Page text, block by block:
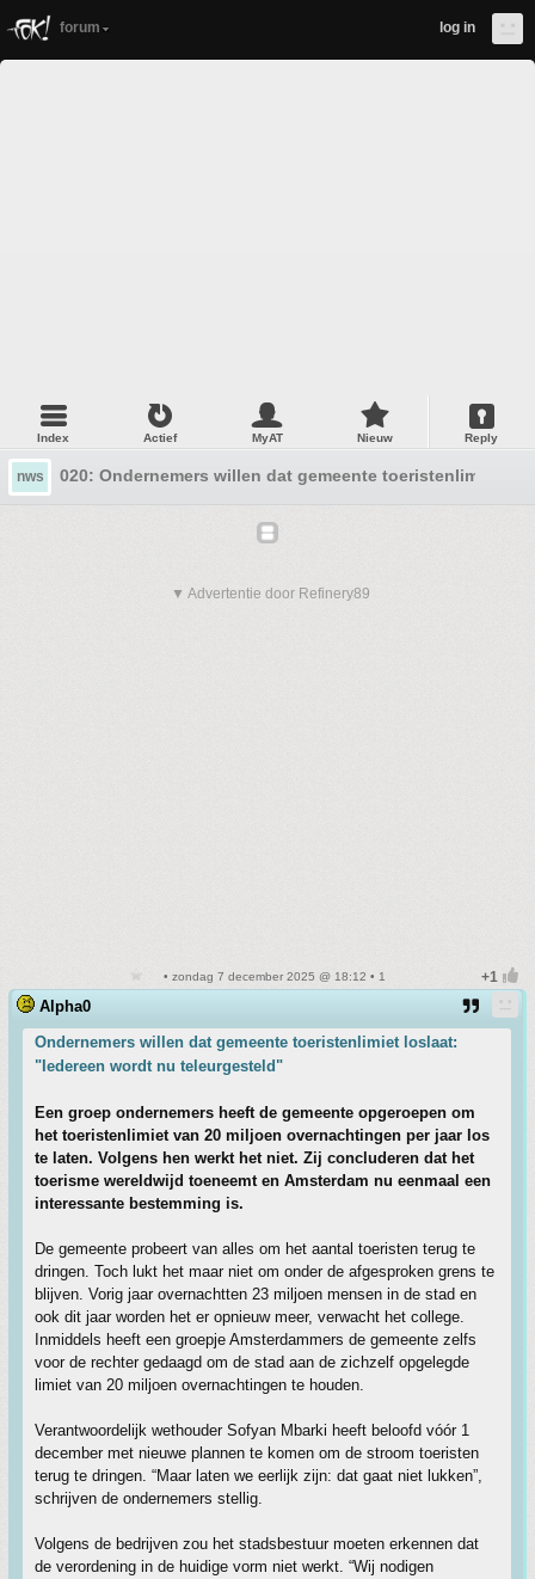
forum log in
Index Actief MyAT Nieuw Reply
nws 020: Ondernemers willen dat gemeente toeristenlimiet
▼ Advertentie door Refinery89
• zondag 7 december 2025 @ 18:12 • 1
Alpha0
Ondernemers willen dat gemeente toeristenlimiet loslaat:
"Iedereen wordt nu teleurgesteld"
Een groep ondernemers heeft de gemeente opgeroepen om
het toeristenlimiet van 20 miljoen overnachtingen per jaar los
te laten. Volgens hen werkt het niet. Zij concluderen dat het
toerisme wereldwijd toeneemt en Amsterdam nu eenmaal een
interessante bestemming is.
De gemeente probeert van alles om het aantal toeristen terug te
dringen. Toch lukt het maar niet om onder de afgesproken grens te
blijven. Vorig jaar overnachtten 23 miljoen mensen in de stad en
ook dit jaar worden het er opnieuw meer, verwacht het college.
Inmiddels heeft een groepje Amsterdammers de gemeente zelfs
voor de rechter gedaagd om de stad aan de zichzelf opgelegde
limiet van 20 miljoen overnachtingen te houden.
Verantwoordelijk wethouder Sofyan Mbarki heeft beloofd vóór 1
december met nieuwe plannen te komen om de stroom toeristen
terug te dringen. “Maar laten we eerlijk zijn: dat gaat niet lukken”,
schrijven de ondernemers stellig.
Volgens de bedrijven zou het stadsbestuur moeten erkennen dat
de verordening in de huidige vorm niet werkt. “Wij nodigen